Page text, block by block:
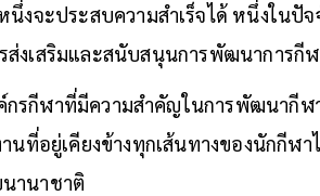
นึ่งจะประสบความสำเร็จได้ หนึ่งในปั
งเสริมและสนับสนุนการพัฒนาการกี
รกีฬาที่มีความสำคัญในการพัฒนากีฬ
นที่อยู่เคียงข้างทุกเส้นทางของนักกีฬ
านาชาติ